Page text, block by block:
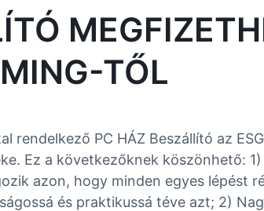
TŐL
rendelkező PC HÁZ Beszállító az
Ez a következőknek köszönhető:
azon, hogy minden egyes lépést
és praktikussá téve azt; 2)